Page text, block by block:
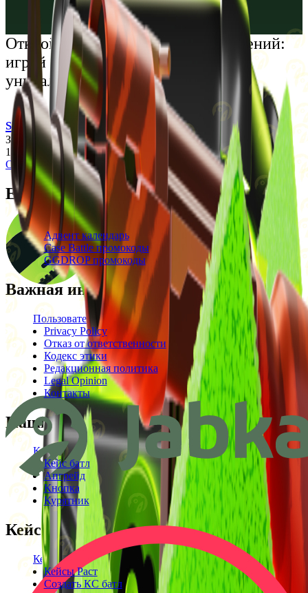
Українська
Открой мир премиальных развлечений:
играй честно и наслаждайся
уникальными впечатлениями
support@cs-wiki.org
Заходя на этот сайт, вы подтверждаете, что вам исполнилось
18 лет. Проблемы с азартными играми?
Обратится за помощью
Ежедневные бонусы
Свежие промокоды
Адвент календарь
Case Battle промокоды
GGDROP промокоды
Важная информация
Пользовательское соглашение
Privacy Policy
Отказ от ответственности
Кодекс этики
Редакционная политика
Legal Opinion
Контакты
Наши режимы
Кейсы
Кейс батл
Апгрейд
Кнопка
Курятник
Кейсы
Кейсы КС2
Кейсы Раст
Создать КС батл